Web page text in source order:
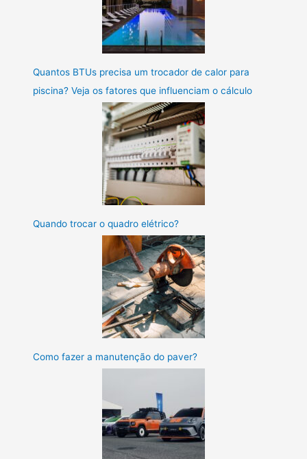
Quantos BTUs precisa um trocador de calor para
piscina? Veja os fatores que influenciam o cálculo
Quando trocar o quadro elétrico?
Como fazer a manutenção do paver?